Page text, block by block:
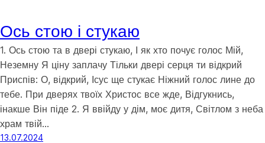
Ось стою і стукаю
1. Ось стою та в двері стукаю, І як хто почує голос Мій,
Неземну Я ціну заплачу Тільки двері серця ти відкрий
Приспів: О, відкрий, Ісус ще стукає Ніжний голос лине до
тебе. При дверях твоїх Христос все жде, Відгукнись,
інакше Він піде 2. Я ввійду у дім, моє дитя, Світлом з неба
храм твій…
13.07.2024